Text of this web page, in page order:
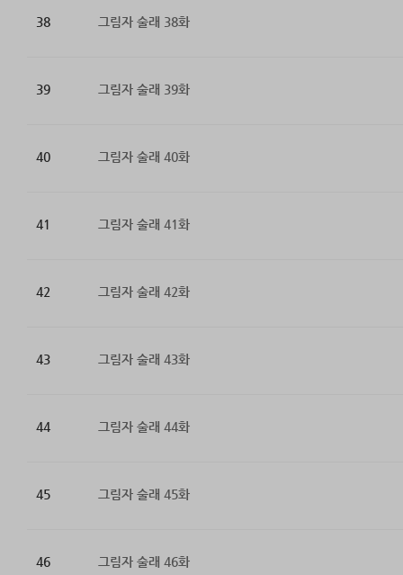
38 그림자 술래 38화
39 그림자 술래 39화
40 그림자 술래 40화
41 그림자 술래 41화
42 그림자 술래 42화
43 그림자 술래 43화
44 그림자 술래 44화
45 그림자 술래 45화
46 그림자 술래 46화